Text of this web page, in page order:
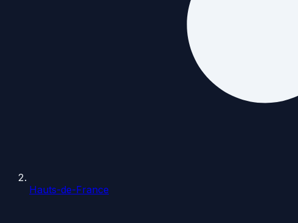
Hauts-de-France